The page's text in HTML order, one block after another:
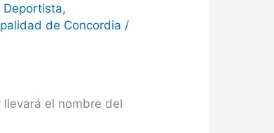
Deportista,
de Concordia /
el nombre del